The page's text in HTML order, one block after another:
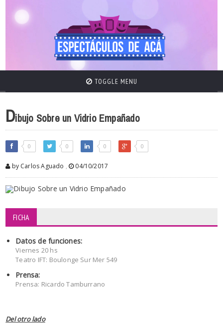
TOGGLE MENU
Dibujo Sobre un Vidrio Empañado
0 0 0 0
by Carlos Aguado , 04/10/2017
FICHA
Datos de funciones:
Viernes 20 hs
Teatro IFT: Boulonge Sur Mer 549
Prensa:
Prensa: Ricardo Tamburrano
Del otro lado